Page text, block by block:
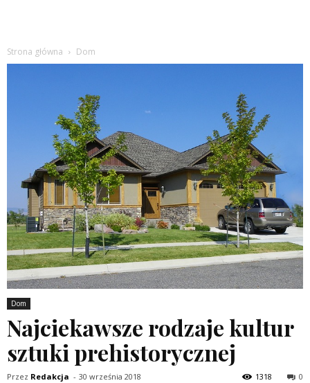
Strona główna Dom
Dom
Najciekawsze rodzaje kultur
sztuki prehistorycznej
Przez Redakcja - 30 września 2018 0
1318